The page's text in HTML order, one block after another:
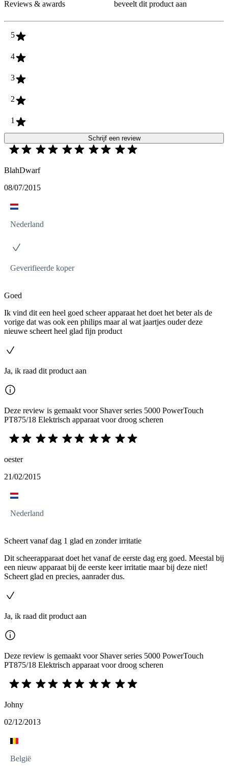
Reviews & awards
beveelt dit product aan
5
4
3
2
1
Schrijf een review
BlahDwarf
08/07/2015
Nederland
Geverifieerde koper
Goed
Ik vind dit een heel goed scheer apparaat het doet het beter als de
vorige dat was ook een philips maar al wat jaartjes ouder deze
nieuwe scheert heel glad fijn product
Ja, ik raad dit product aan
Deze review is gemaakt voor Shaver series 5000 PowerTouch
PT875/18 Elektrisch apparaat voor droog scheren
oester
21/02/2015
Nederland
Scheert vanaf dag 1 glad en zonder irritatie
Dit scheerapparaat doet het vanaf de eerste dag erg goed. Meestal bij
een nieuw apparaat bij de eerste keer irritatie maar bij deze niet!
Scheert glad en precies, aanrader dus.
Ja, ik raad dit product aan
Deze review is gemaakt voor Shaver series 5000 PowerTouch
PT875/18 Elektrisch apparaat voor droog scheren
Johny
02/12/2013
België